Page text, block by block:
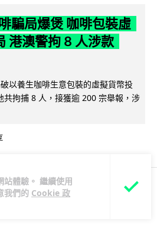
體驗。 繼續使用
我們的 Cookie 政
騙局爆煲 咖啡包裝虛
港澳警拘 8 人涉款
以養生咖啡生意包裝的虛擬貨幣投
拘捕 8 人，接獲逾 200 宗舉報，涉
慧城市